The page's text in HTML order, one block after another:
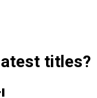
titles?